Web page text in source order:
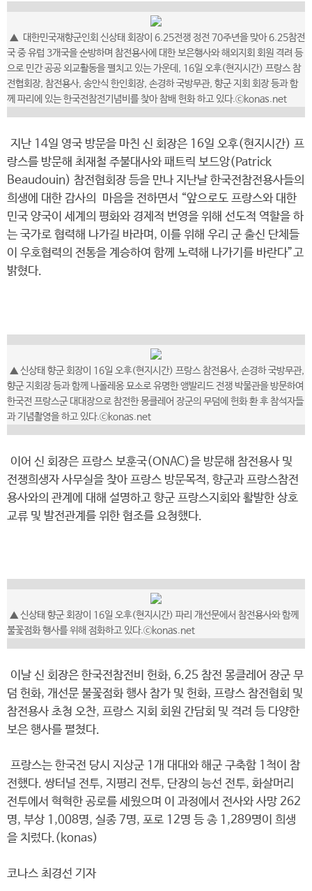
▲ 대한민국재향군인회 신상태 회장이 6.25전쟁 정전 70주년을 맞아 6.25참전
국 중 유럽 3개국을 순방하며 참전용사에 대한 보은행사와 해외지회 회원 격려 등
으로 민간 공공 외교활동을 펼치고 있는 가운데, 16일 오후(현지시간) 프랑스 참
전협회장, 참전용사, 송안식 한인회장, 손경하 국방무관, 향군 지회 회장 등과 함
께 파리에 있는 한국전참전기념비를 찾아 참배 헌화 하고 있다.ⓒkonas.net
지난 14일 영국 방문을 마친 신 회장은 16일 오후(현지시간) 프
랑스를 방문해 최재철 주불대사와 패트릭 보드앙(Patrick
Beaudouin) 참전협회장 등을 만나 지난날 한국전참전용사들의
희생에 대한 감사의 마음을 전하면서 “앞으로도 프랑스와 대한
민국 양국이 세계의 평화와 경제적 번영을 위해 선도적 역할을 하
는 국가로 협력해 나가길 바라며, 이를 위해 우리 군 출신 단체들
이 우호협력의 전통을 계승하여 함께 노력해 나가기를 바란다”고
밝혔다.
▲ 신상태 향군 회장이 16일 오후(현지시간) 프랑스 참전용사, 손경하 국방무관,
향군 지회장 등과 함께 나폴레옹 묘소로 유명한 앵발리드 전쟁 박물관을 방문하여
한국전 프랑스군 대대장으로 참전한 몽클레어 장군의 무덤에 헌화 환 후 참석자들
과 기념촬영을 하고 있다.ⓒkonas.net
이어 신 회장은 프랑스 보훈국(ONAC)을 방문해 참전용사 및
전쟁희생자 사무실을 찾아 프랑스 방문목적, 향군과 프랑스참전
용사와의 관계에 대해 설명하고 향군 프랑스지회와 활발한 상호
교류 및 발전관계를 위한 협조를 요청했다.
▲ 신상태 향군 회장이 16일 오후(현지시간) 파리 개선문에서 참전용사와 함께
불꽃점화 행사를 위해 점화하고 있다.ⓒkonas.net
이날 신 회장은 한국전참전비 헌화, 6.25 참전 몽클레어 장군 무
덤 헌화, 개선문 불꽃점화 행사 참가 및 헌화, 프랑스 참전협회 및
참전용사 초청 오찬, 프랑스 지회 회원 간담회 및 격려 등 다양한
보은 행사를 펼쳤다.
프랑스는 한국전 당시 지상군 1개 대대와 해군 구축함 1척이 참
전했다. 쌍터널 전투, 지평리 전투, 단장의 능선 전투, 화살머리
전투에서 혁혁한 공로를 세웠으며 이 과정에서 전사와 사망 262
명, 부상 1,008명, 실종 7명, 포로 12명 등 총 1,289명이 희생
을 치렀다.(konas)
코나스 최경선 기자